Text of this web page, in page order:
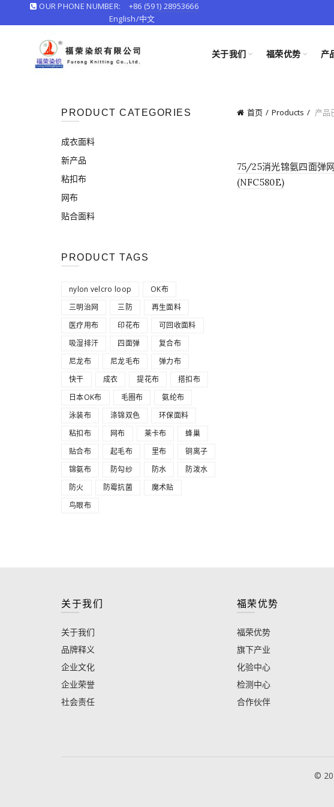
OUR PHONE NUMBER:
+86 (591) 28953666
English/中文
关于我们 福荣优势 产
首页 Products 产品
75/25消光锦氨四面弹
(NFC580E)
PRODUCT CATEGORIES
成衣面料
新产品
粘扣布
网布
贴合面料
PRODUCT TAGS
nylon velcro loop
OK布
三明治网
三防
再生面料
医疗用布
印花布
可回收面料
吸湿排汗
四面弹
复合布
尼龙布
尼龙毛布
弹力布
快干
成衣 提花布
搭扣布
日本OK布
毛圈布
氨纶布
泳装布
涤锦双色
环保面料
粘扣布
网布 莱卡布
蜂巢
贴合布
起毛布 里布
铜离子
锦氨布
防勾纱 防水
防泼水
防火
防霉抗菌
魔术贴
鸟眼布
关于我们
关于我们
品牌释义
企业文化
企业荣誉
社会责任
福荣优势
福荣优势
旗下产业
化验中心
检测中心
合作伙伴
©